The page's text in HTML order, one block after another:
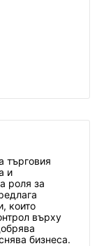
търговия
и
роля за
които
върху
бизнеса.